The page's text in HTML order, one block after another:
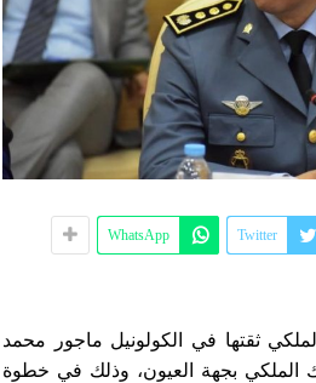
Twitter
WhatsApp
ثقتها في الكولونيل ماجور محمد
الملكي بجهة العيون، وذلك في خطوة